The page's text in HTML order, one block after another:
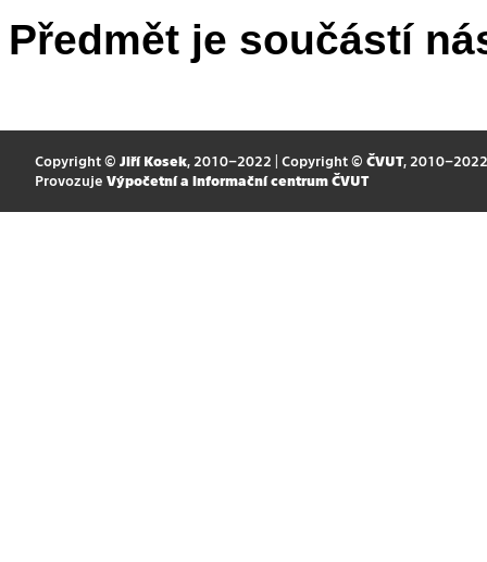
Předmět je součástí
Copyright © Jiří Kosek, 2010–2022 | Copyright © ČVUT, 2010–2022
Provozuje Výpočetní a informační centrum ČVUT